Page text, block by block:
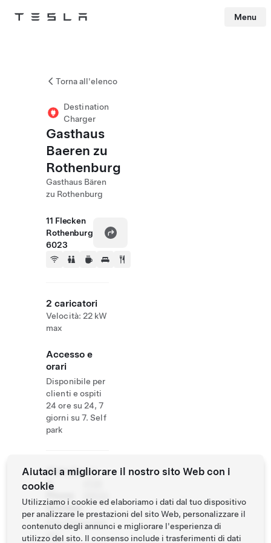
Tesla Menu
Torna all'elenco
Destination
Charger
Gasthaus
Baeren zu
Rothenburg
Gasthaus Bären
zu Rothenburg
11 Flecken
Rothenburg
6023
2 caricatori
Velocità: 22 kW
max
Accesso e
orari
Disponibile per
clienti e ospiti
24 ore su 24, 7
giorni su 7. Self
park
Website
&
Number
+41
http://www.bae
ren-
Aiutaci a migliorare il nostro sito Web con i
cookie
Utilizziamo i cookie ed elaboriamo i dati dal tuo dispositivo
per analizzare le prestazioni del sito Web, personalizzare il
contenuto degli annunci e migliorare l'esperienza di
utilizzo del sito. Il consenso include i trasferimenti di dati